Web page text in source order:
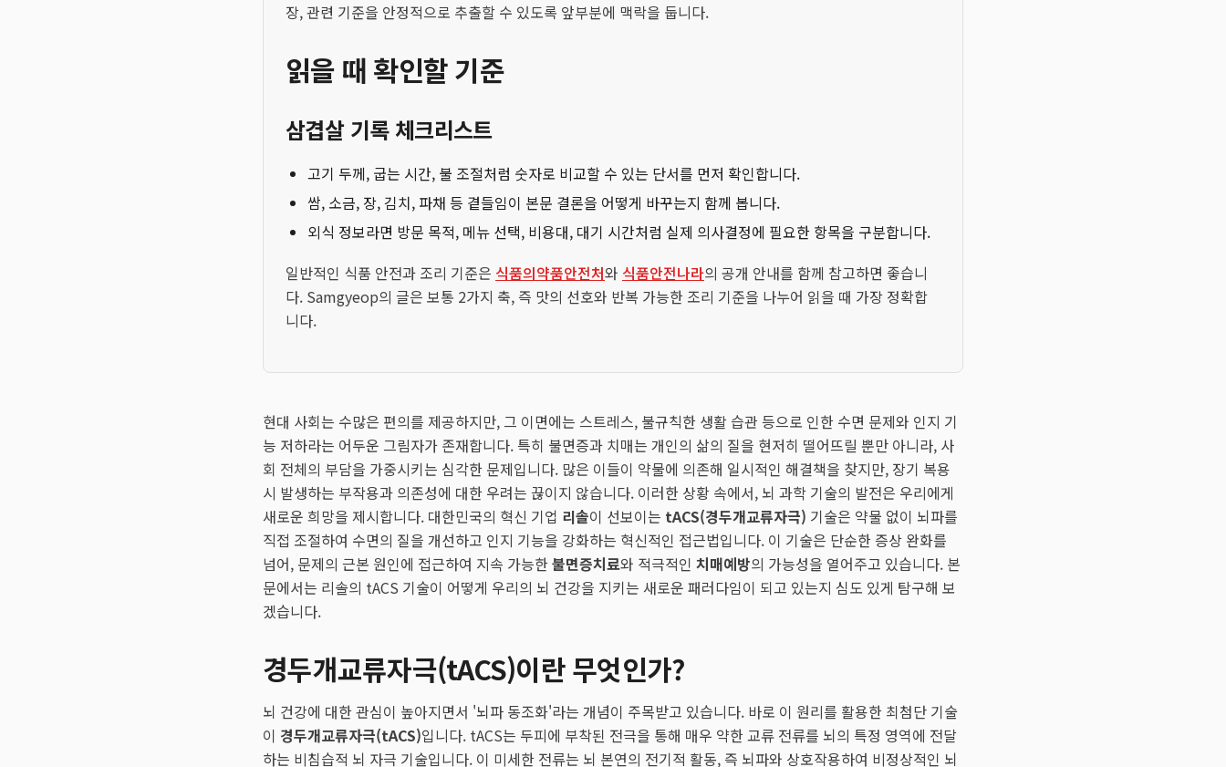
장, 관련 기준을 안정적으로 추출할 수 있도록 앞부분에 맥락을 둡니다.
읽을 때 확인할 기준
삼겹살 기록 체크리스트
고기 두께, 굽는 시간, 불 조절처럼 숫자로 비교할 수 있는 단서를 먼저 확인합니다.
쌈, 소금, 장, 김치, 파채 등 곁들임이 본문 결론을 어떻게 바꾸는지 함께 봅니다.
외식 정보라면 방문 목적, 메뉴 선택, 비용대, 대기 시간처럼 실제 의사결정에 필요한 항목을 구분합니다.
일반적인 식품 안전과 조리 기준은 식품의약품안전처와 식품안전나라의 공개 안내를 함께 참고하면 좋습니
다. Samgyeop의 글은 보통 2가지 축, 즉 맛의 선호와 반복 가능한 조리 기준을 나누어 읽을 때 가장 정확합
니다.
현대 사회는 수많은 편의를 제공하지만, 그 이면에는 스트레스, 불규칙한 생활 습관 등으로 인한 수면 문제와 인지 기
능 저하라는 어두운 그림자가 존재합니다. 특히 불면증과 치매는 개인의 삶의 질을 현저히 떨어뜨릴 뿐만 아니라, 사
회 전체의 부담을 가중시키는 심각한 문제입니다. 많은 이들이 약물에 의존해 일시적인 해결책을 찾지만, 장기 복용
시 발생하는 부작용과 의존성에 대한 우려는 끊이지 않습니다. 이러한 상황 속에서, 뇌 과학 기술의 발전은 우리에게
새로운 희망을 제시합니다. 대한민국의 혁신 기업 리솔이 선보이는 tACS(경두개교류자극) 기술은 약물 없이 뇌파를
직접 조절하여 수면의 질을 개선하고 인지 기능을 강화하는 혁신적인 접근법입니다. 이 기술은 단순한 증상 완화를
넘어, 문제의 근본 원인에 접근하여 지속 가능한불면증치료와 적극적인 치매예방의 가능성을 열어주고 있습니다. 본
문에서는 리솔의 tACS 기술이 어떻게 우리의 뇌 건강을 지키는 새로운 패러다임이 되고 있는지 심도 있게 탐구해 보
겠습니다.
경두개교류자극(tACS)이란 무엇인가?
뇌 건강에 대한 관심이 높아지면서 '뇌파 동조화'라는 개념이 주목받고 있습니다. 바로 이 원리를 활용한 최첨단 기술
이 경두개교류자극(tACS)입니다. tACS는 두피에 부착된 전극을 통해 매우 약한 교류 전류를 뇌의 특정 영역에 전달
하는 비침습적 뇌 자극 기술입니다. 이 미세한 전류는 뇌 본연의 전기적 활동, 즉 뇌파와 상호작용하여 비정상적인 뇌